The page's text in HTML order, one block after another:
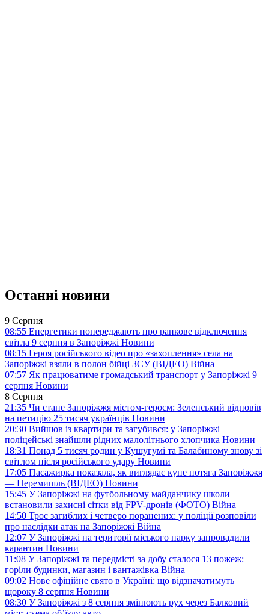
Останні новини
9 Серпня
08:55 Енергетики попереджають про ранкове відключення
світла 9 серпня в Запоріжжі Новини
08:15 Героя російського відео про «захоплення» села на
Запоріжжі взяли в полон бійці ЗСУ (ВІДЕО) Війна
07:57 Як працюватиме громадський транспорт у Запоріжжі 9
серпня Новини
8 Серпня
21:35 Чи стане Запоріжжя містом-героєм: Зеленський відповів
на петицію 25 тисяч українців Новини
20:30 Вийшов із квартири та загубився: у Запоріжжі
поліцейські знайшли рідних малолітнього хлопчика Новини
18:31 Понад 5 тисяч родин у Кушугумі та Балабиному знову зі
світлом після російського удару Новини
17:05 Пасажирка показала, як виглядає купе потяга Запоріжжя
— Перемишль (ВІДЕО) Новини
15:45 У Запоріжжі на футбольному майданчику школи
встановили захисні сітки від FPV-дронів (ФОТО) Війна
14:50 Троє загиблих і четверо поранених: у поліції розповіли
про наслідки атак на Запоріжжі Війна
12:07 У Запоріжжі на території міського парку запровадили
карантин Новини
11:08 У Запоріжжі та передмісті за добу сталося 13 пожеж:
горіли будинки, магазин і вантажівка Війна
09:02 Нове офіційне свято в Україні: що відзначатимуть
щороку 8 серпня Новини
08:30 У Запоріжжі з 8 серпня змінюють рух через Балковий